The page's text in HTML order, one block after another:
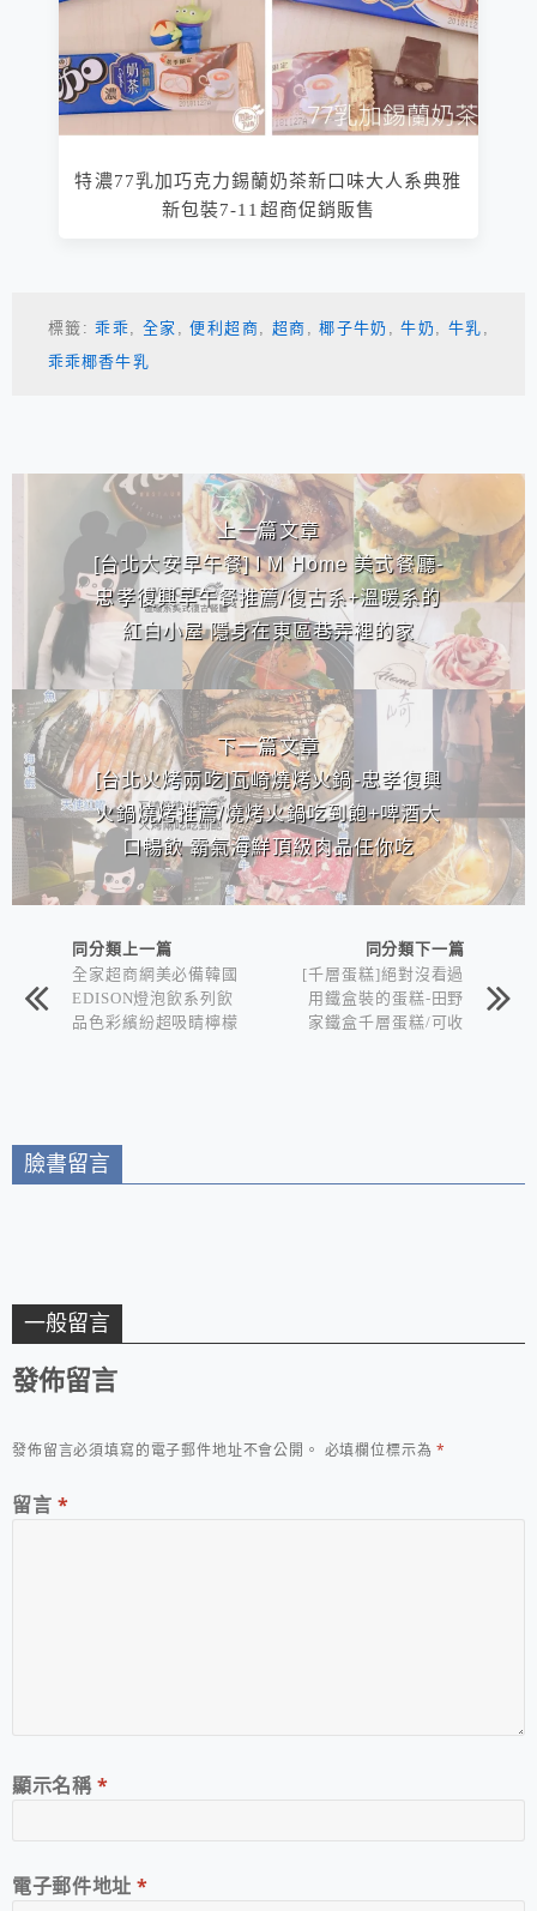
特濃77乳加巧克力錫蘭奶茶新口味大人系典雅
新包裝7-11超商促銷販售
標籤:乖乖, 全家 ,便利超商, 超商 ,椰子牛奶 ,牛奶 , 牛乳 ,
乖乖椰香牛乳
相連文章
上一篇文章
[台北大安早午餐] I M Home 美式餐廳-
忠孝復興早午餐推薦/復古系+溫暖系的
紅白小屋 隱身在東區巷弄裡的家
下一篇文章
[台北火烤兩吃]瓦崎燒烤火鍋-忠孝復興
火鍋燒烤推薦/燒烤火鍋吃到飽+啤酒大
口暢飲 霸氣海鮮頂級肉品任你吃
同分類上一篇
全家超商網美必備韓國
EDISON燈泡飲系列飲
品色彩繽紛超吸睛檸檬
同分類下一篇
[千層蛋糕]絕對沒看過
用鐵盒裝的蛋糕-田野
家鐵盒千層蛋糕/可收
臉書留言
一般留言
發佈留言
發佈留言必須填寫的電子郵件地址不會公開。 必填欄位標示為*
留言 *
顯示名稱*
電子郵件地址*